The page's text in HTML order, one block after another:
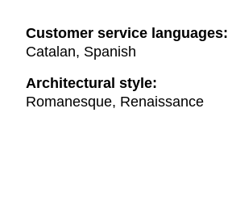
Customer service languages:
Catalan, Spanish
Architectural style:
Romanesque, Renaissance